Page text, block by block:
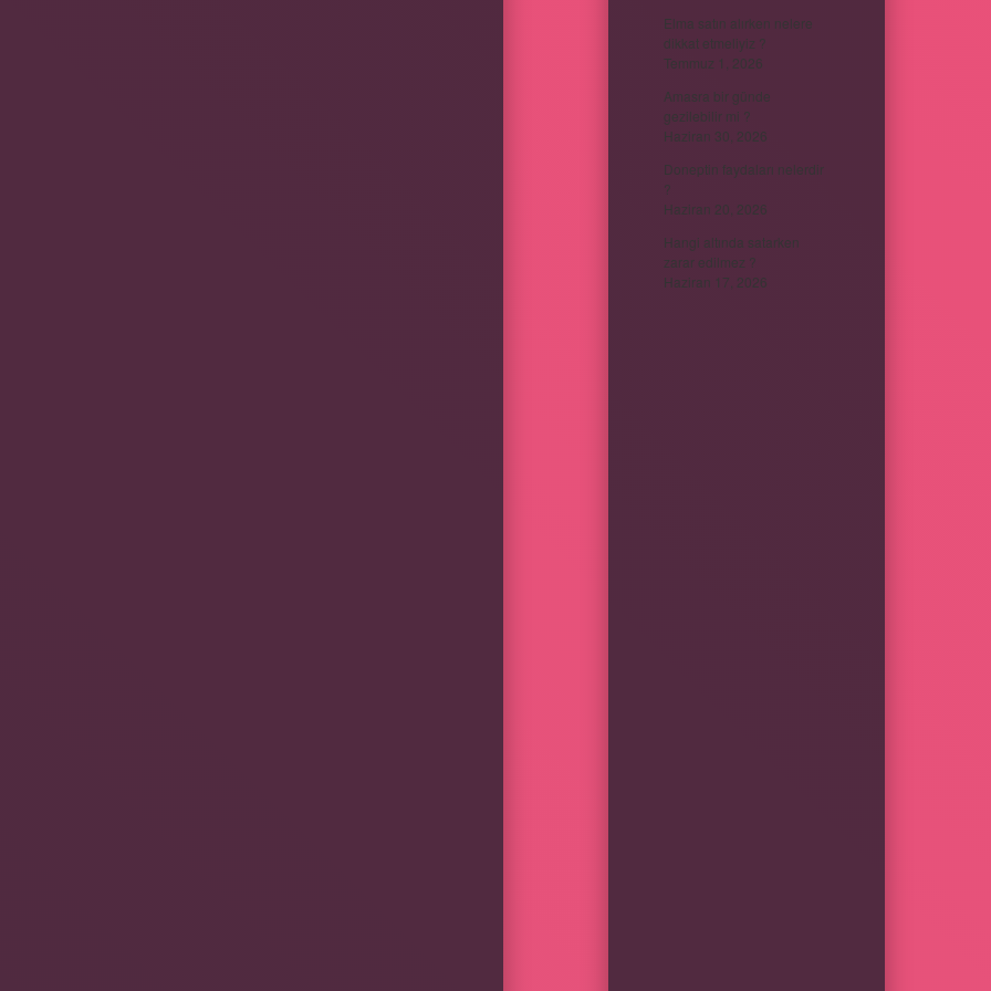
Elma satın alırken nelere
dikkat etmeliyiz ?
Temmuz 1, 2026
Amasra bir günde
gezilebilir mi ?
Haziran 30, 2026
Doneptin faydaları nelerdir
?
Haziran 20, 2026
Hangi altında satarken
zarar edilmez ?
Haziran 17, 2026